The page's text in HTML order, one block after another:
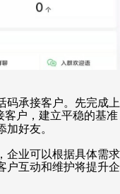
码承接客户。先完成上
客户，建立平稳的基准
好友。
企业可以根据具体需求
户互动和维护将提升企